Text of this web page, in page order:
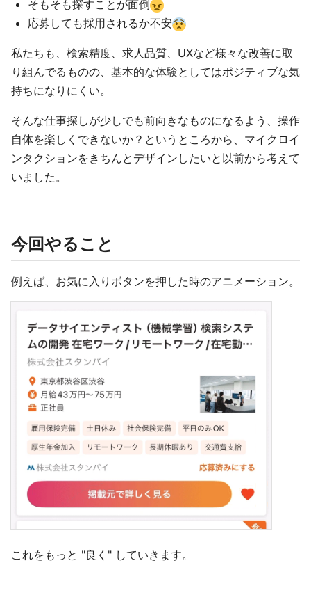
そもそも探すことが面倒
応募しても採用されるか不安
私たちも、検索精度、求人品質、UXなど様々な改善に取
り組んでるものの、基本的な体験としてはポジティブな気
持ちになりにくい。
そんな仕事探しが少しでも前向きなものになるよう、操作
自体を楽しくできないか？というところから、マイクロイ
ンタクションをきちんとデザインしたいと以前から考えて
いました。
今回やること
例えば、お気に入りボタンを押した時のアニメーション。
これをもっと "良く" していきます。